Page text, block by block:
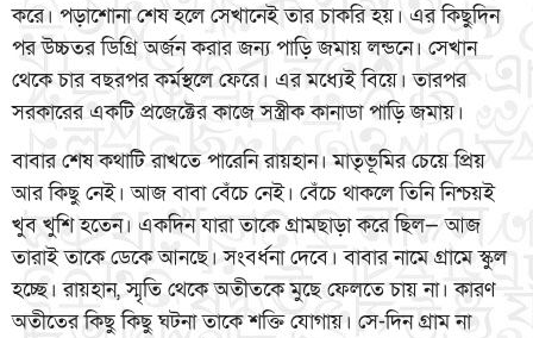
করে। পড়াশোনা শেষ হলে সেখানেই তার চাকরি হয়। এর কিছুদিন
পর উচ্চতর ডিগ্রি অর্জন করার জন্য পাড়ি জমায় লন্ডনে। সেখান
থেকে চার বছরপর কর্মস্থলে ফেরে। এর মধ্যেই বিয়ে। তারপর
সরকারের একটি প্রজেক্টের কাজে সস্ত্রীক কানাডা পাড়ি জমায়।
বাবার শেষ কথাটি রাখতে পারেনি রায়হান। মাতৃভূমির চেয়ে প্রিয়
আর কিছু নেই। আজ বাবা বেঁচে নেই। বেঁচে থাকলে তিনি নিশ্চয়ই
খুব খুশি হতেন। একদিন যারা তাকে গ্রামছাড়া করে ছিল— আজ
তারাই তাকে ডেকে আনছে। সংবর্ধনা দেবে। বাবার নামে গ্রামে স্কুল
হচ্ছে। রায়হান, স্মৃতি থেকে অতীতকে মুছে ফেলতে চায় না। কারণ
অতীতের কিছু কিছু ঘটনা তাকে শক্তি যোগায়। সে-দিন গ্রাম না